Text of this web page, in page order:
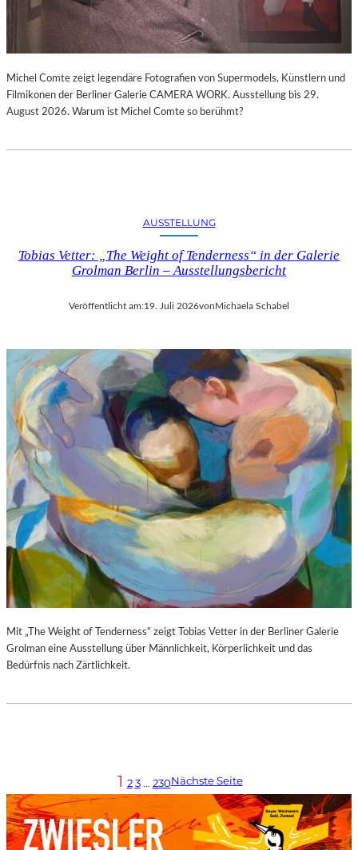
Michel Comte zeigt legendäre Fotografien von Supermodels, Künstlern und
Filmikonen der Berliner Galerie CAMERA WORK. Ausstellung bis 29.
August 2026. Warum ist Michel Comte so berühmt?
AUSSTELLUNG
Tobias Vetter: „The Weight of Tenderness“ in der Galerie
Grolman Berlin – Ausstellungsbericht
Veröffentlicht am:19. Juli 2026vonMichaela Schabel
Mit „The Weight of Tenderness“ zeigt Tobias Vetter in der Berliner Galerie
Grolman eine Ausstellung über Männlichkeit, Körperlichkeit und das
Bedürfnis nach Zärtlichkeit.
1 2 3 … 230Nächste Seite